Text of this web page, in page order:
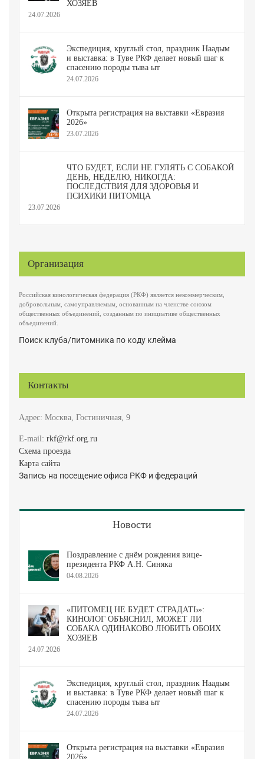
ХОЗЯЕВ
24.07.2026
Экспедиция, круглый стол, праздник Наадым
и выставка: в Туве РКФ делает новый шаг к
спасению породы тыва ыт
24.07.2026
Открыта регистрация на выставки «Евразия
2026»
23.07.2026
ЧТО БУДЕТ, ЕСЛИ НЕ ГУЛЯТЬ С СОБАКОЙ
ДЕНЬ, НЕДЕЛЮ, НИКОГДА:
ПОСЛЕДСТВИЯ ДЛЯ ЗДОРОВЬЯ И
ПСИХИКИ ПИТОМЦА
23.07.2026
Организация
Российская кинологическая федерация (РКФ) является некоммерческим,
добровольным, самоуправляемым, основанным на членстве союзом
общественных объединений, созданным по инициативе общественных
объединений.
Поиск клуба/питомника по коду клейма
Контакты
Адрес: Москва, Гостиничная, 9
E-mail: rkf@rkf.org.ru
Схема проезда
Карта сайта
Запись на посещение офиса РКФ и федераций
Новости
Поздравление с днём рождения вице-
президента РКФ А.Н. Синяка
04.08.2026
«ПИТОМЕЦ НЕ БУДЕТ СТРАДАТЬ»:
КИНОЛОГ ОБЪЯСНИЛ, МОЖЕТ ЛИ
СОБАКА ОДИНАКОВО ЛЮБИТЬ ОБОИХ
ХОЗЯЕВ
24.07.2026
Экспедиция, круглый стол, праздник Наадым
и выставка: в Туве РКФ делает новый шаг к
спасению породы тыва ыт
24.07.2026
Открыта регистрация на выставки «Евразия
2026»